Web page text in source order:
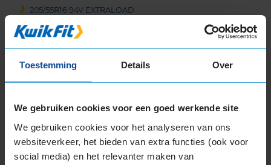
Toestemming Details Over
We gebruiken cookies voor een goed werkende site
We gebruiken cookies voor het analyseren van ons
websiteverkeer, het bieden van extra functies (ook voor
social media) en het relevanter maken van
205/55R16 94V EXTRALOAD
205/60R16 92V
205/60R16 96V EXTRALOAD
215/45R16 90V EXTRALOAD
215/65R16 102H EXTRALOAD
215/65R16 102V EXTRALOAD